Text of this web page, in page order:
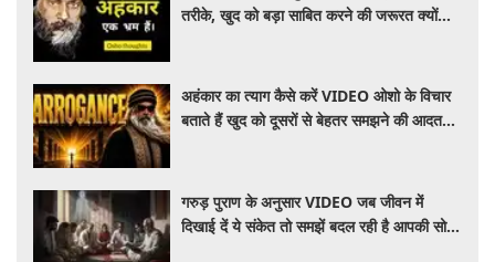
तरीके, खुद को बड़ा साबित करने की जरूरत क्यों
अहंकार का त्याग कैसे करें VIDEO ओशो के विचार
बताते हैं खुद को दूसरों से बेहतर समझने की आदत
गरुड़ पुराण के अनुसार VIDEO जब जीवन में
दिखाई दें ये संकेत तो समझें बदल रही है आपकी सोच